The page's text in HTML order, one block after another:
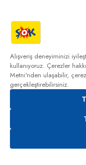
Alışveriş deneyiminizi
kullanıyoruz. Çerezler
Metni'nden ulaşabilir,
gerçekleştirebilirsiniz.